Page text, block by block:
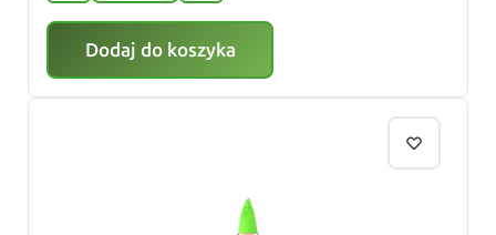
Dodaj do koszyka